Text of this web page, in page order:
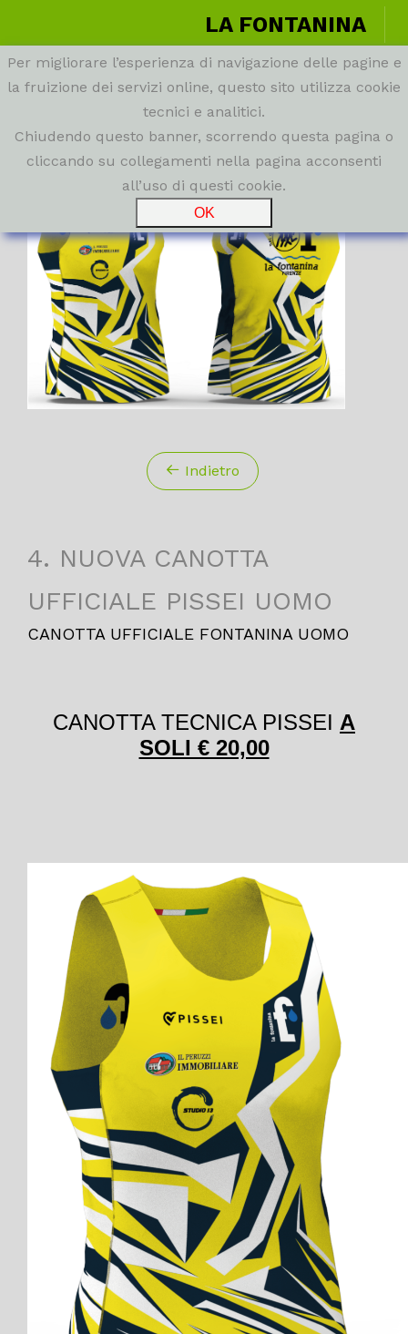
Per migliorare l’esperienza di navigazione delle pagine e
la fruizione dei servizi online, questo sito utilizza cookie
tecnici e analitici.
Chiudendo questo banner, scorrendo questa pagina o
cliccando su collegamenti nella pagina acconsenti
all’uso di questi cookie.
LA FONTANINA
Indietro
4. NUOVA CANOTTA
UFFICIALE PISSEI UOMO
CANOTTA UFFICIALE FONTANINA UOMO
CANOTTA TECNICA PISSEI A
SOLI € 20,00